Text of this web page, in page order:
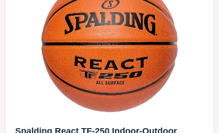
Spalding React TF-250 Indoor-Outdoor